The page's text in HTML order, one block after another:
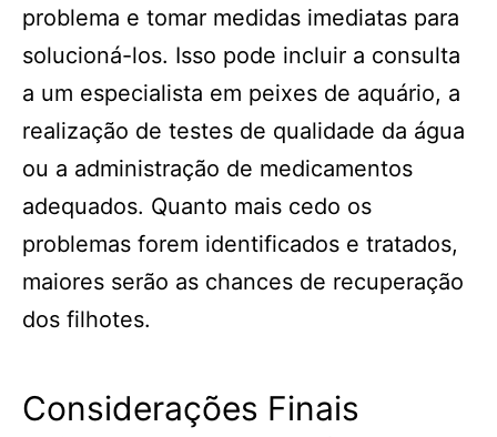
problema e tomar medidas imediatas para
solucioná-los. Isso pode incluir a consulta
a um especialista em peixes de aquário, a
realização de testes de qualidade da água
ou a administração de medicamentos
adequados. Quanto mais cedo os
problemas forem identificados e tratados,
maiores serão as chances de recuperação
dos filhotes.
Considerações Finais